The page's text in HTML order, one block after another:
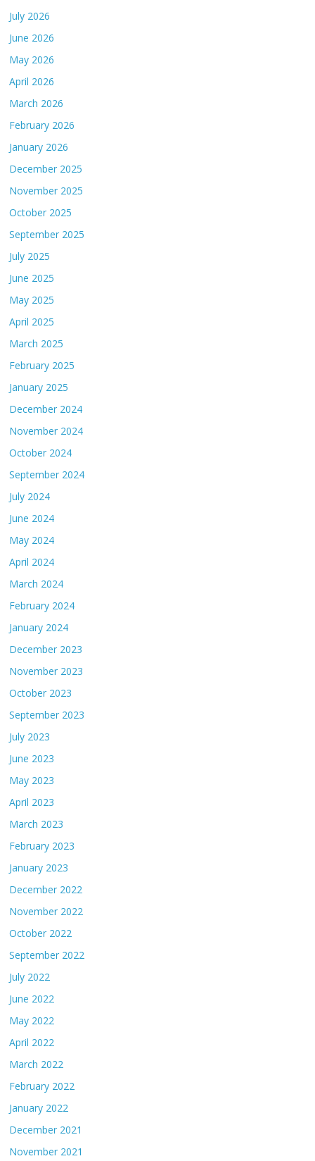
July 2026
June 2026
May 2026
April 2026
March 2026
February 2026
January 2026
December 2025
November 2025
October 2025
September 2025
July 2025
June 2025
May 2025
April 2025
March 2025
February 2025
January 2025
December 2024
November 2024
October 2024
September 2024
July 2024
June 2024
May 2024
April 2024
March 2024
February 2024
January 2024
December 2023
November 2023
October 2023
September 2023
July 2023
June 2023
May 2023
April 2023
March 2023
February 2023
January 2023
December 2022
November 2022
October 2022
September 2022
July 2022
June 2022
May 2022
April 2022
March 2022
February 2022
January 2022
December 2021
November 2021